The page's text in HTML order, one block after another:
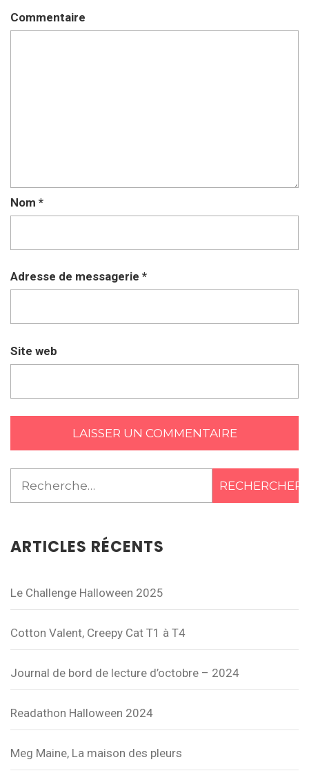
Commentaire
Nom *
Adresse de messagerie *
Site web
ARTICLES RÉCENTS
Le Challenge Halloween 2025
Cotton Valent, Creepy Cat T1 à T4
Journal de bord de lecture d’octobre – 2024
Readathon Halloween 2024
Meg Maine, La maison des pleurs